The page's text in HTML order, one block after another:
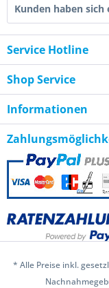
Kunden haben sich
Service Hotline
Shop Service
Informationen
* Alle Preise inkl.